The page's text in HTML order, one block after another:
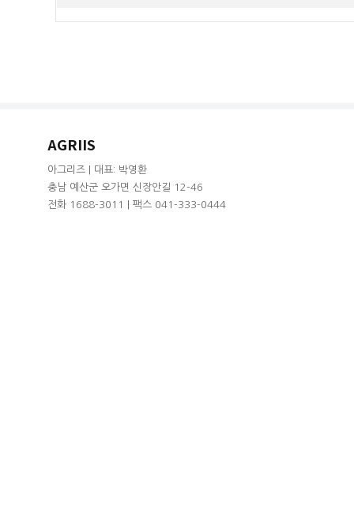
AGRIIS
아그리즈 | 대표: 박영환
충남 예산군 오가면 신장안길 12-46
전화 1688-3011 | 팩스 041-333-0444